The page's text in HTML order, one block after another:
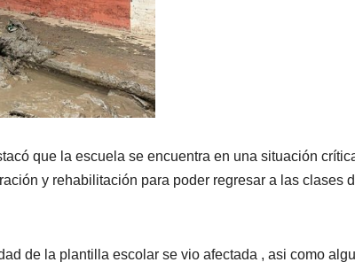
que la escuela se encuentra en una situación
y rehabilitación para poder regresar a las clases
de la plantilla escolar se vio afectada , asi como